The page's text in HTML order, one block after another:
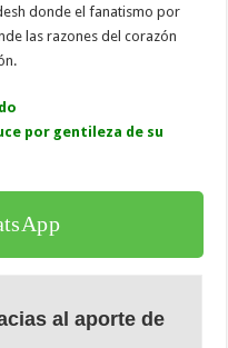
donde el fanatismo por
las razones del corazón
por gentileza de su
al aporte de